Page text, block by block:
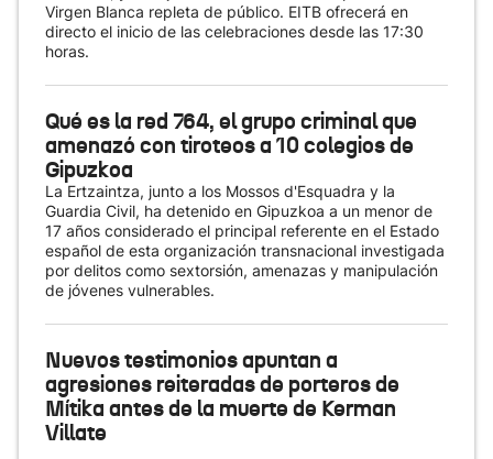
Virgen Blanca repleta de público. EITB ofrecerá en
directo el inicio de las celebraciones desde las 17:30
horas.
Qué es la red 764, el grupo criminal que
amenazó con tiroteos a 10 colegios de
Gipuzkoa
La Ertzaintza, junto a los Mossos d'Esquadra y la
Guardia Civil, ha detenido en Gipuzkoa a un menor de
17 años considerado el principal referente en el Estado
español de esta organización transnacional investigada
por delitos como sextorsión, amenazas y manipulación
de jóvenes vulnerables.
Nuevos testimonios apuntan a
agresiones reiteradas de porteros de
Mítika antes de la muerte de Kerman
Villate